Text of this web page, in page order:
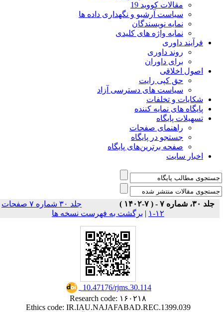
مقالات کووید 19
سیاست آرشیو و نگهداری داده ها
نمایه نویسندگان
نمایه واژه های کلیدی
فرآیند داوری
روند داوری
برای داوران
اصول اخلاقی
حق کپی رایت
سیاست های دسترسی آزاد
شکایات و تخلفات
پایگاه های نمایه کننده
تسهیلات پایگاه
راهنمای صفحات
جستجو در پایگاه
صفحه برترین‌های پایگاه
اخبار سایت
جلد ۳۰، شماره ۷ - ( ۷-۱۴۰۲ )
جلد ۳۰ شماره ۷ صفحات
۱۲-۱
| برگشت به فهرست نسخه ها
‎ 10.47176/rjms.30.114
Research code: ۱۶۰۲۱۸
Ethics code: IR.IAU.NAJAFABAD.REC.1399.039